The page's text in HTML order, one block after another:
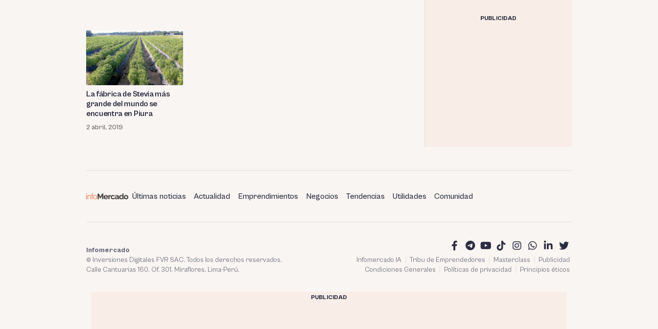
La fábrica de Stevia más
grande del mundo se
encuentra en Piura
2 abril, 2019
PUBLICIDAD
Últimas noticias Actualidad Emprendimientos Negocios Tendencias Utilidades Comunidad
Infomercado IA Tribu de Emprendedores Masterclass
Publicidad
Condiciones Generales
Políticas de privacidad Principios éticos
Infomercado
© Inversiones Digitales FVR SAC. Todos los derechos reservados.
Calle Cantuarias 160. Of. 301. Miraflores, Lima-Perú.
PUBLICIDAD